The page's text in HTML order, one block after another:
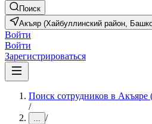
Поиск
Акъяр (Хайбуллинский район,
Войти
Войти
Зарегистрироваться
Поиск сотрудников в
/
... /